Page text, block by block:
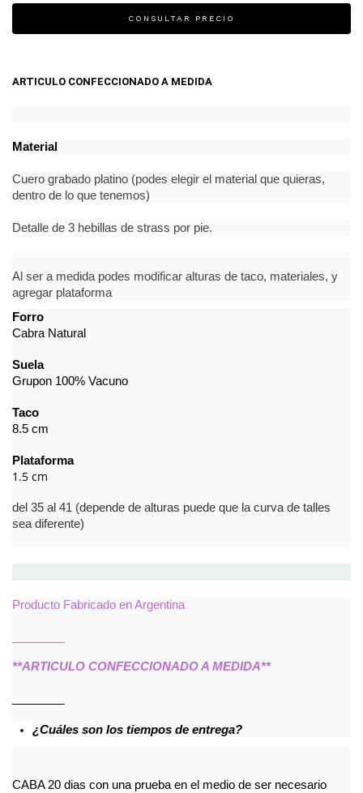
ARTICULO CONFECCIONADO A MEDIDA
Material
Cuero grabado platino (podes elegir el material que quieras,
dentro de lo que tenemos)
Detalle de 3 hebillas de strass por pie.
Al ser a medida podes modificar alturas de taco, materiales, y
agregar plataforma
Forro
Cabra Natural
Suela
Grupon 100% Vacuno
Taco
8.5 cm
Plataforma
1.5 cm
del 35 al 41 (depende de alturas puede que la curva de talles
sea diferente)
Producto Fabricado en Argentina
**ARTICULO CONFECCIONADO A MEDIDA**
¿Cuáles son los tiempos de entrega?
CABA 20 dias con una prueba en el medio de ser necesario